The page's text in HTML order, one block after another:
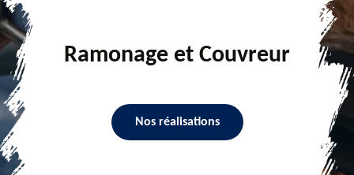
Ramonage et Couvreur
Nos réalisations